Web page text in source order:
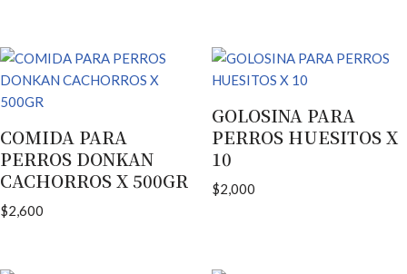
COMIDA PARA
PERROS DONKAN
CACHORROS X 500GR
$2,600
GOLOSINA PARA
PERROS HUESITOS X
10
$2,000